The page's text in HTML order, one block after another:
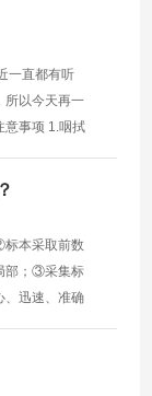
一直都有听
所以今天再一
意事项 1.咽拭
本采取前数
部；③采集标
、迅速、准确